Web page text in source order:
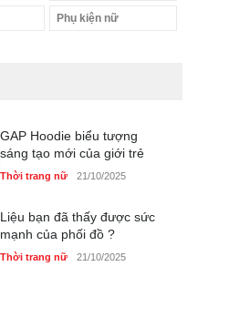
Phụ kiện nữ
sáng tạo mới của giới trẻ
mạnh của phối đồ ?